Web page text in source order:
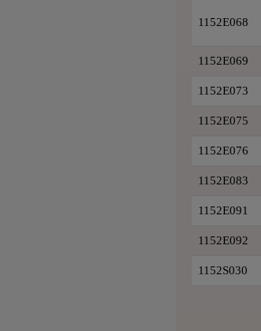
1152E068
1152E069
1152E073
1152E075
1152E076
1152E083
1152E091
1152E092
1152S030